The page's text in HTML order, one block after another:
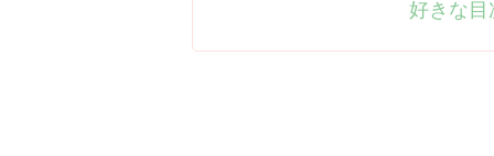
好きな目